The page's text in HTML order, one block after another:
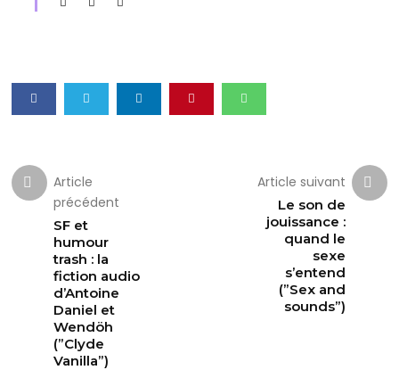
Article
précédent
SF et
humour
trash : la
fiction audio
d’Antoine
Daniel et
Wendöh
(”Clyde
Vanilla”)
Article suivant
Le son de
jouissance :
quand le
sexe
s’entend
(”Sex and
sounds”)